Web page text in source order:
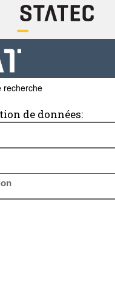
recherche
de données: